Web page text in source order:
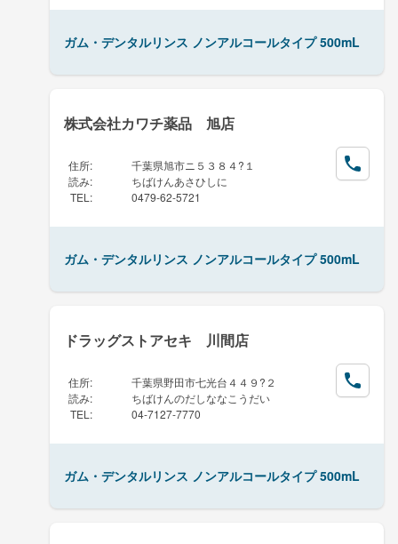
ガム・デンタルリンス ノンアルコールタイプ 500mL
株式会社カワチ薬品 旭店
住所:
千葉県旭市ニ５３８４?１
読み:
ちばけんあさひしに
TEL : 0479-62-5721
ガム・デンタルリンス ノンアルコールタイプ 500mL
ドラッグストアセキ 川間店
住所:
千葉県野田市七光台４４９?２
読み:
ちばけんのだしななこうだい
TEL : 04-7127-7770
ガム・デンタルリンス ノンアルコールタイプ 500mL